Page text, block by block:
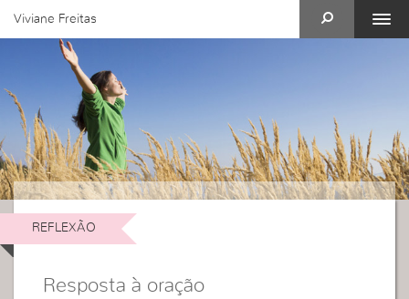
Viviane Freitas
REFLEXÃO
Resposta à oração